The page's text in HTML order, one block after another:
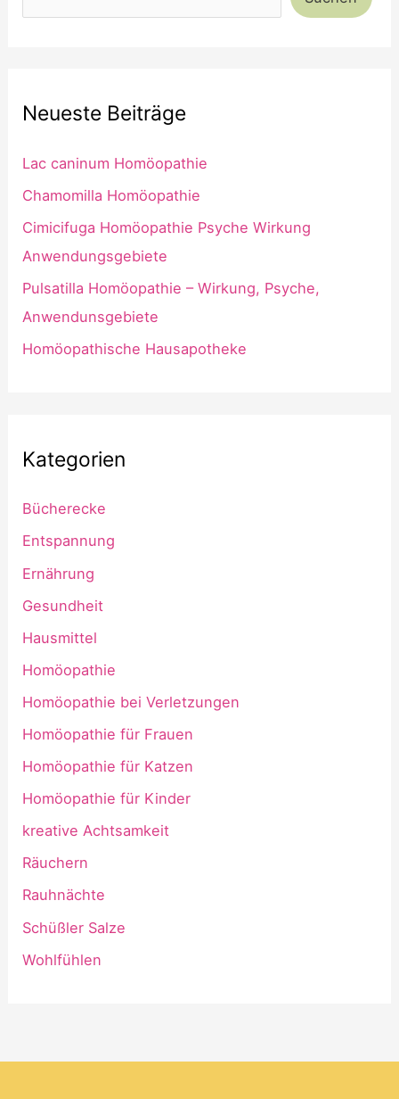
Neueste Beiträge
Lac caninum Homöopathie
Chamomilla Homöopathie
Cimicifuga Homöopathie Psyche Wirkung
Anwendungsgebiete
Pulsatilla Homöopathie – Wirkung, Psyche,
Anwendunsgebiete
Homöopathische Hausapotheke
Kategorien
Bücherecke
Entspannung
Ernährung
Gesundheit
Hausmittel
Homöopathie
Homöopathie bei Verletzungen
Homöopathie für Frauen
Homöopathie für Katzen
Homöopathie für Kinder
kreative Achtsamkeit
Räuchern
Rauhnächte
Schüßler Salze
Wohlfühlen